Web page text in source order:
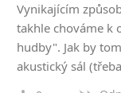
Vynikajícím
takhle chováme k
hudby". Jak by
akustický sál